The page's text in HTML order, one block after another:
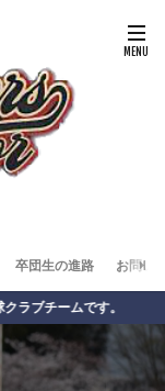
卒団生の進路 お問い
ムです。